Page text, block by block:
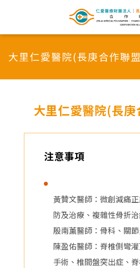
網
路
掛
號
系
統
-
愛
醫
院
大里仁愛醫院(長庚合作聯
大里仁愛醫院(長庚
注意事項
黃贊文醫師：微創減痛
防及治療、複雜性骨折治
殷南薰醫師：骨科、關
陳盈佑醫師：脊椎側彎
手術、椎間盤突出症、